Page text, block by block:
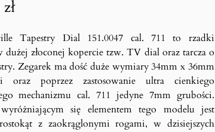
zł
Tapestry Dial 151.0047 cal. 711 to rzadki
dużej złoconej kopercie tzw. TV dial oraz tarcza o
Zegarek ma dość duże wymiary 34mm x 36mm
oraz poprzez zastosowanie ultra cienkiego
mechanizmu cal. 711 jedyne 7mm grubości.
się elementem tego modelu jest
z zaokrąglonymi rogami, w dzisiejszych